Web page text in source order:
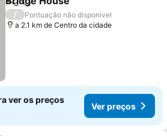
PartilharAdicionar aos favoritos
/
Pontuação não disponível
a 2.1 km de Centro da cidade
ver os preços
Ver preços